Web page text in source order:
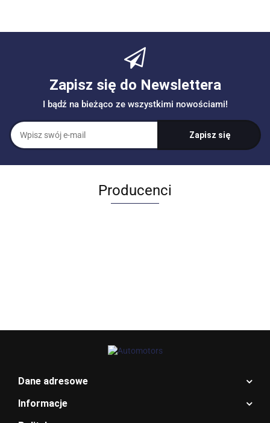
Zapisz się do Newslettera
I bądź na bieżąco ze wszystkimi nowościami!
Producenci
Dane adresowe
Informacje